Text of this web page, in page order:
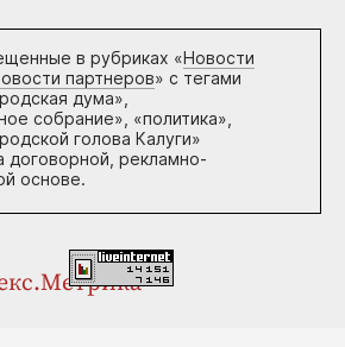
в рубриках «Новости
партнеров» с тегами
дума»,
собрание», «политика»,
голова Калуги»
договорной, рекламно-
основе.